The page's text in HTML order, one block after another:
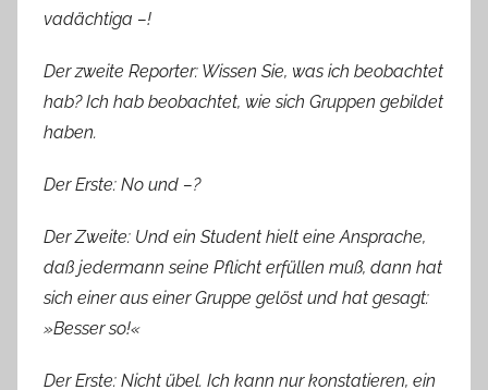
vadächtiga –!
Der zweite Reporter: Wissen Sie, was ich beobachtet
hab? Ich hab beobachtet, wie sich Gruppen gebildet
haben.
Der Erste: No und –?
Der Zweite: Und ein Student hielt eine Ansprache,
daß jedermann seine Pflicht erfüllen muß, dann hat
sich einer aus einer Gruppe gelöst und hat gesagt:
»Besser so!«
Der Erste: Nicht übel. Ich kann nur konstatieren, ein